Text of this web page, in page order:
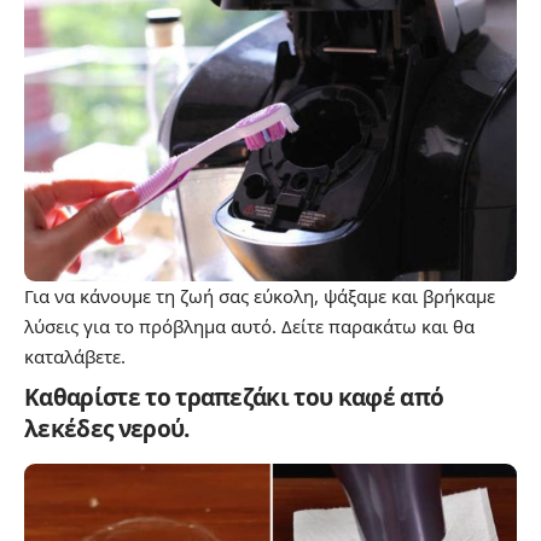
Για να κάνουμε τη ζωή σας εύκολη, ψάξαμε και βρήκαμε
λύσεις για το πρόβλημα αυτό. Δείτε παρακάτω και θα
καταλάβετε.
Καθαρίστε το τραπεζάκι του καφέ από
λεκέδες νερού.